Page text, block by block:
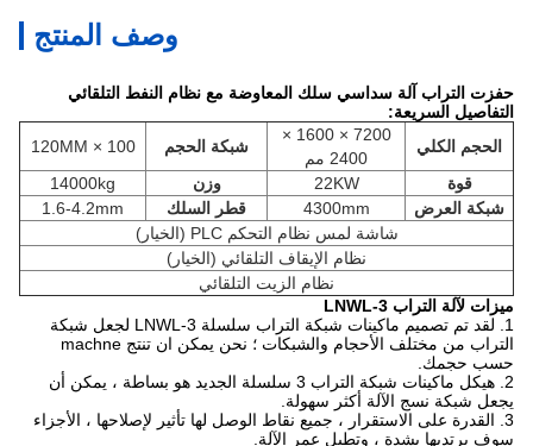
وصف المنتج
حفزت التراب آلة سداسي سلك المعاوضة مع نظام النفط التلقائي
التفاصيل السريعة:
الحجم الكلي
7200 × 1600 ×
2400 مم
شبكة الحجم
100 × 120MM
قوة
22KW وزن
14000kg
شبكة العرض
4300mm قطر السلك
1.6-4.2mm
شاشة لمس نظام التحكم PLC (الخيار)
نظام الإيقاف التلقائي (الخيار)
نظام الزيت التلقائي
ميزات لآلة التراب LNWL-3
1. لقد تم تصميم ماكينات شبكة التراب سلسلة LNWL-3 لجعل شبكة
التراب من مختلف الأحجام والشبكات ؛
نحن يمكن ان تنتج machne
حسب حجمك.
2. هيكل ماكينات شبكة التراب 3 سلسلة الجديد هو بساطة ، يمكن أن
يجعل شبكة نسج الآلة أكثر سهولة.
3. القدرة على الاستقرار ، جميع نقاط الوصل لها تأثير لإصلاحها ، الأجزاء
سوف يرتديها بشدة ، وتطيل عمر الآلة.